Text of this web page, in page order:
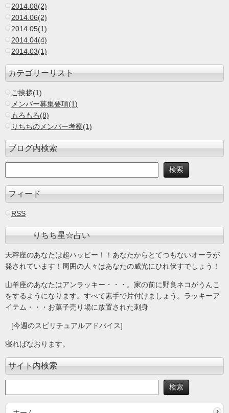
2014.08(2)
2014.06(2)
2014.05(1)
2014.04(4)
2014.03(1)
カテゴリーリスト
ご挨拶(1)
メンバー募集要項(1)
もろもろ(8)
りちちのメンバー考察(1)
ブログ内検索
フィード
RSS
りちち星☆占い
天秤座のあなたは超ハッピー！！あなたからとてつもないオーラが
発されています！周囲の人々はあなたの威光にひれ伏すでしょう！
山羊座のあなたはアンラッキー・・・。家の前に野良ネコがうんこ
をするようになります。すべて素手で片付けましょう。ラッキーア
イテム・・・お菓子売り場に放置された刺身
[今週のスピリチュアルアドバイス]
寝ればなおります。
サイト内検索